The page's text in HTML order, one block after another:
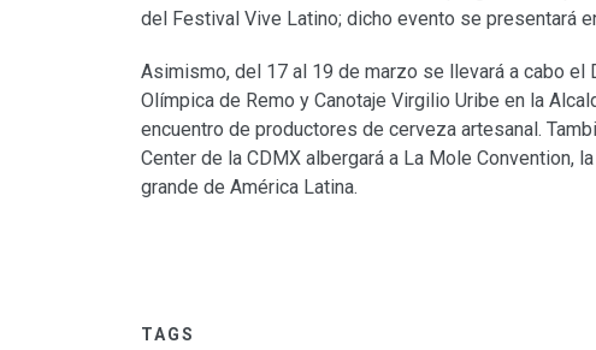
del Festival Vive Latino; dicho evento se presentará
Asimismo, del 17 al 19 de marzo se llevará a cabo
Olímpica de Remo y Canotaje Virgilio Uribe en la
encuentro de productores de cerveza artesanal.
Center de la CDMX albergará a La Mole Convention,
grande de América Latina.
TAGS